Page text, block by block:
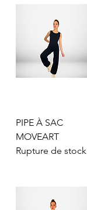
PIPE À SAC
MOVEART
Rupture de stock